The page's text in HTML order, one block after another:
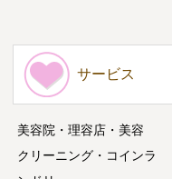
サービス
美容院・理容店・美容
クリーニング・コインラ